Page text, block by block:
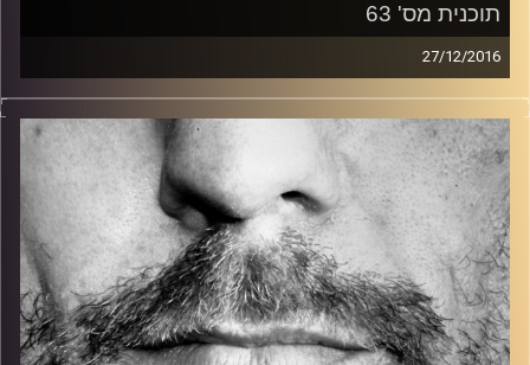
תוכנית מס' 63
27/12/2016
זיפים, מוזיקה מחוספסת של הופעות חיות. הרבה ג'אם, רוק,
בלוז, bluegrass, ג'אז, Fאנק, פרוגרסיב ואפילו אלקטרוניקה.
כל מה שחי, אמיתי ונושם.
עם שמוליק רגב.
קרדיט תמונות: David Goehring